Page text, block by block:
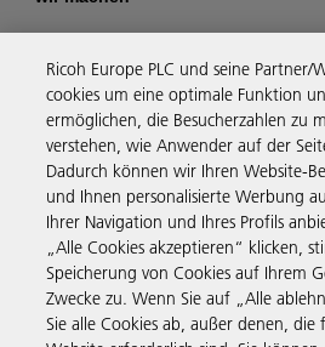
Business Solutions
Produkte & Services
Support & Kontakt
Ricoh Europe PLC und seine Partner/
cookies um eine optimale Funktion
ermöglichen, die Besucherzahlen zu
verstehen, wie Anwender auf der
Dadurch können wir Ihren Website-
und Ihnen personalisierte Werbung
Ihrer Navigation und Ihres Profils
„Alle Cookies akzeptieren“ klicken,
Speicherung von Cookies auf Ihrem
Zwecke zu. Wenn Sie auf „Alle
Sie alle Cookies ab, außer denen,